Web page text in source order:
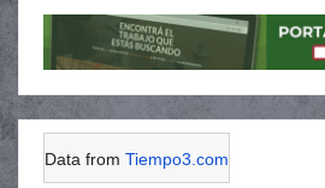
Data from Tiempo3.com